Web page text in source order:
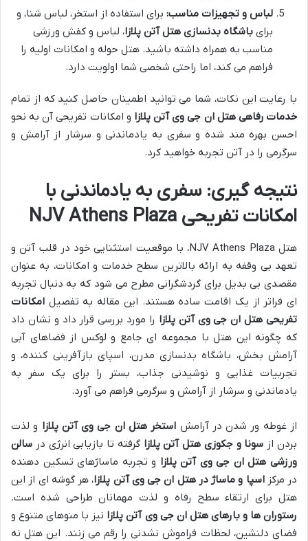
لباس و تجهیزات مناسب: برای استفاده از استخر، لباس شنا، و
برای باشگاه بدنسازی هتل آتن پلازا، لباس و کفش ورزشی
مناسب به همراه داشته باشید. هتل حوله و امکانات اولیه را
فراهم می کند، اما راحتی شخصی شما اولویت دارد.
با رعایت این نکات، شما می توانید اطمینان حاصل کنید که از تمام
خدمات رفاهی هتل ان جی وی آتن پلازا و امکانات تفریحی آن به نحو
احسن بهره مند شده و سفری به یادماندنی و سرشار از آرامش و
سرگرمی را در آتن تجربه خواهید کرد.
نتیجه گیری: سفری به یادماندنی با
امکانات تفریحی NJV Athens Plaza
هتل NJV Athens Plaza، با موقعیت استثنایی خود در قلب آتن و
تعهد بی وقفه به ارائه بالاترین سطح خدمات و امکانات، به عنوان
مقصدی بی بدیل برای گردشگرانی مطرح می شود که به دنبال تجربه
ای فراتر از یک اقامت ساده هستند. این مقاله به تفصیل امکانات
تفریحی هتل ان جی وی آتن پلازا را مورد بررسی قرار داد و نشان داد
که چگونه این هتل با مجموعه ای جامع و لوکس از فضاهای آبی
آرامش بخش، باشگاه بدنسازی مدرن، اسپای بازآفرینی کننده، و
تجربیات غذایی و نوشیدنی جذاب، بستر را برای یک سفر به
یادماندنی و سرشار از آرامش و سرگرمی فراهم می آورد.
از غوطه ور شدن در آرامش استخر هتل ان جی وی آتن پلازا و لذت
بردن از سونا و جکوزی هتل آتن پلازا گرفته تا بازیابی انرژی در سالن
ورزشی هتل ان جی وی آتن پلازا و تجربه ماساژهای تسکین دهنده
در مرکزاسپا و ماساژ در هتل ان جی وی آتن پلازا، هر گوشه ای از این
هتل برای ارتقاء سطح رفاه و لذت مهمانان طراحی شده است.
رستوران ها و بارهای هتل ان جی وی آتن پلازا نیز با منوهای متنوع و
فضای دلنشین، لحظات فراموش نشدنی را رقم می زنند. این هتل نه